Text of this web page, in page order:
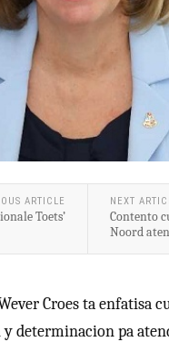
ARTICLE
Toets’
NEXT
Contento
Noord
Croes ta enfatisa
determinacion pa